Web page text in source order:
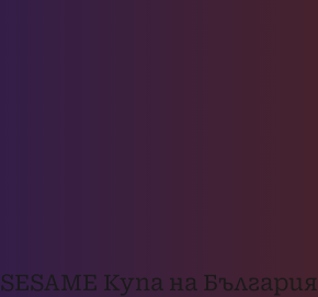
SESAME Купа на България